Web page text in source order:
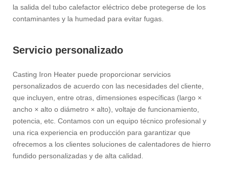
la salida del tubo calefactor eléctrico debe protegerse de los
contaminantes y la humedad para evitar fugas. ‌
Servicio personalizado
Casting Iron Heater puede proporcionar servicios
personalizados de acuerdo con las necesidades del cliente,
que incluyen, entre otras, dimensiones específicas (largo ×
ancho × alto o diámetro × alto), voltaje de funcionamiento,
potencia, etc. Contamos con un equipo técnico profesional y
una rica experiencia en producción para garantizar que
ofrecemos a los clientes soluciones de calentadores de hierro
fundido personalizadas y de alta calidad.‌